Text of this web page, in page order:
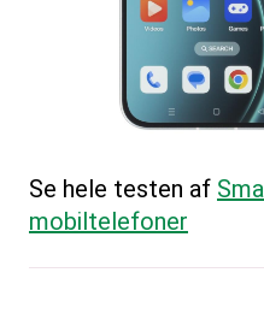
Se hele testen af
mobiltelefoner